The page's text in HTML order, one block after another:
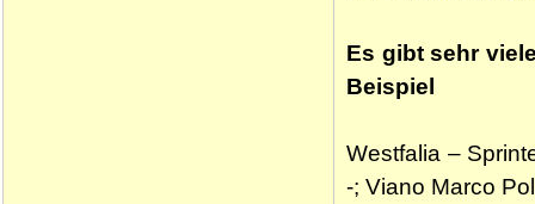
Es gibt sehr
Beispiel
Westfalia –
-; Viano Marco